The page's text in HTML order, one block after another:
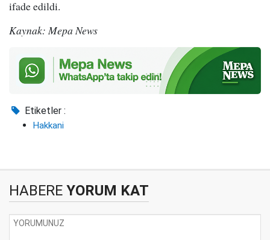
ifade edildi.
Kaynak: Mepa News
Etiketler :
Hakkani
HABERE YORUM KAT